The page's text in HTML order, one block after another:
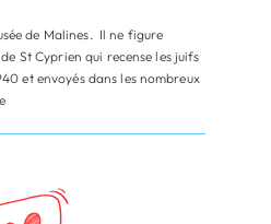
de Malines. Il ne figure
St Cyprien qui recense les juifs
et envoyés dans les nombreux